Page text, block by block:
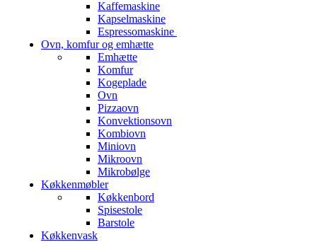
Kaffemaskine
Kapselmaskine
Espressomaskine
Ovn, komfur og emhætte
Emhætte
Komfur
Kogeplade
Ovn
Pizzaovn
Konvektionsovn
Kombiovn
Miniovn
Mikroovn
Mikrobølge
Køkkenmøbler
Køkkenbord
Spisestole
Barstole
Køkkenvask